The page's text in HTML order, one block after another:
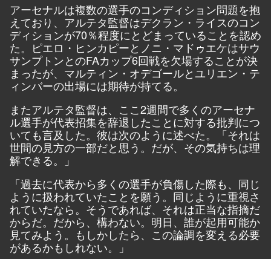
アーセナルは複数の選手のコンディション問題を抱
えており、アルテタ監督はデクラン・ライスのコン
ディションが70％程度にとどまっていることを認め
た。ピエロ・ヒンカピーとノニ・マドゥエケはサウ
サンプトンとのFAカップ6回戦を欠場することが決
まったが、マルティン・オデゴールとユリエン・テ
ィンバーの出場には期待が持てる。
またアルテタ監督は、ここ2週間で多くのアーセナ
ル選手が代表招集を辞退したことに対する批判につ
いても言及した。彼は次のように述べた。「それは
世間の見方の一部だと思う。だが、その気持ちは理
解できる。」
「過去に代表から多くの選手が負傷した際も、同じ
ように扱われていたことを願う。同じように重視さ
れていたなら。そうであれば、それは正当な指摘だ
からだ。だから、構わない。明日、誰が起用可能か
見てみよう。もしかしたら、この論調を変える必要
があるかもしれない。」